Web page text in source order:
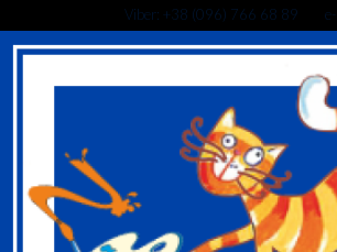
Viber: +38 (096) 766 68 89 e-